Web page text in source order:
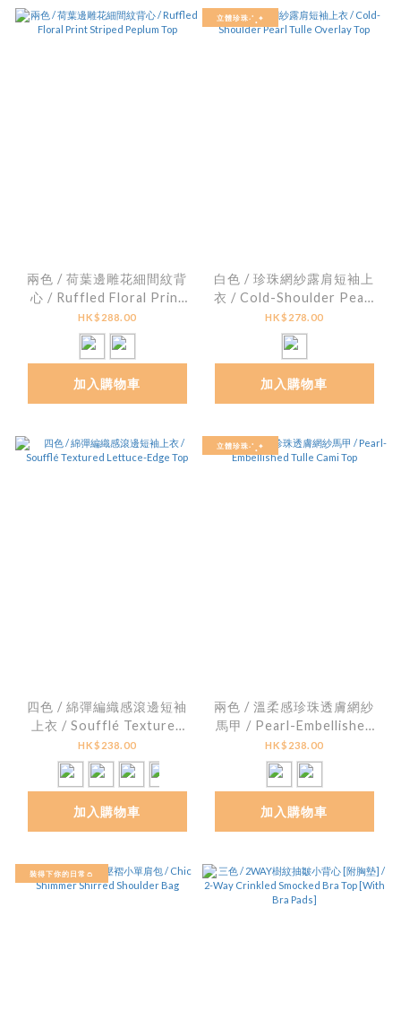
兩色 / 荷葉邊雕花細間紋背
心 / Ruffled Floral Print
Striped Peplum Top
HK$288.00
加入購物車
立體珍珠˖˚˳⌖
白色 / 珍珠網紗露肩短袖上
衣 / Cold-Shoulder Pearl
Tulle Overlay Top
HK$278.00
加入購物車
四色 / 綿彈編織感滾邊短袖
上衣 / Soufflé Textured
Lettuce-Edge Top
HK$238.00
加入購物車
立體珍珠˖˚˳⌖
兩色 / 溫柔感珍珠透膚網紗
馬甲 / Pearl-Embellished
Tulle Cami Top
HK$238.00
加入購物車
裝得下你的日常👛